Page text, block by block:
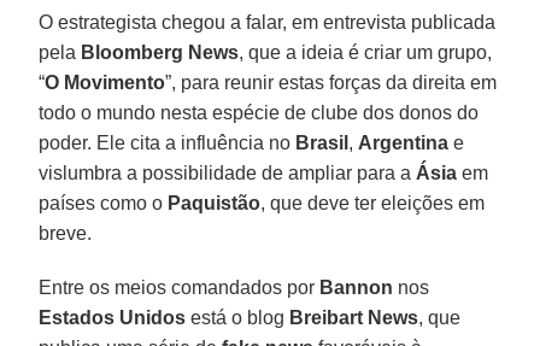
O estrategista chegou a falar, em entrevista publicada
pela Bloomberg News, que a ideia é criar um grupo,
“O Movimento”, para reunir estas forças da direita em
todo o mundo nesta espécie de clube dos donos do
poder. Ele cita a influência no Brasil , Argentina e
vislumbra a possibilidade de ampliar para a Ásia em
países como o Paquistão, que deve ter eleições em
breve.
Entre os meios comandados por Bannon nos
Estados Unidos está o blog Breibart News, que